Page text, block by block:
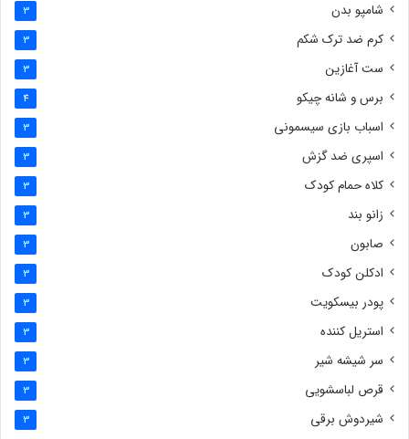
شامپو بدن 3
کرم ضد ترک شکم 3
ست آغازین 3
برس و شانه چیکو 4
اسباب بازی سیسمونی 3
اسپری ضد گزش 3
کلاه حمام کودک 3
زانو بند 3
صابون 3
ادکلن کودک 3
پودر بیسکویت 3
استریل کننده 3
سر شیشه شیر 3
قرص لباسشویی 3
شیردوش برقی 3